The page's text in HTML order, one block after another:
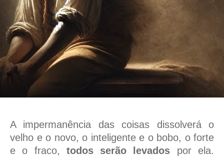
A impermanência das coisas dissolverá o
velho e o novo, o inteligente e o bobo, o forte
e o fraco, todos serão levados por ela.